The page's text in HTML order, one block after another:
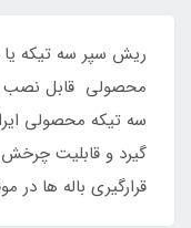
ریش سپر سه تیکه یا
محصولی قابل نصب
سه تیکه محصولی
گیرد و قابلیت چرخش
قرارگیری باله ها در